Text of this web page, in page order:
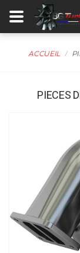
ACCUEIL
PIECES